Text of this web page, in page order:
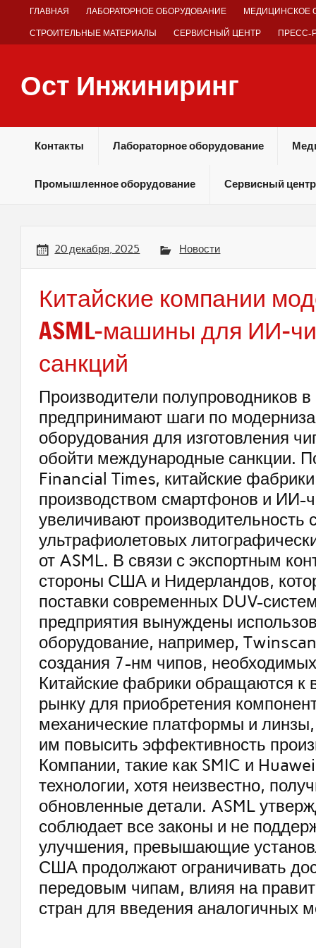
ГЛАВНАЯ ЛАБОРАТОРНОЕ ОБОРУДОВАНИЕ МЕДИЦИНСКОЕ
СТРОИТЕЛЬНЫЕ МАТЕРИАЛЫ СЕРВИСНЫЙ ЦЕНТР ПРЕСС-
Ост Инжиниринг
Контакты Лабораторное оборудование
Промышленное оборудование Сервисный центр
20 декабря, 2025 Новости
Китайские компании
ASML-машины для ИИ-
санкций
Производители полупроводников в
предпринимают шаги по
оборудования для изготовления
обойти международные санкции.
Financial Times, китайские
производством смартфонов и ИИ-
увеличивают производительность
ультрафиолетовых
от ASML. В связи с экспортным
стороны США и Нидерландов,
поставки современных DUV-
предприятия вынуждены
оборудование, например,
создания 7-нм чипов,
Китайские фабрики обращаются к
рынку для приобретения
механические платформы и линзы,
им повысить эффективность
Компании, такие как SMIC и
технологии, хотя неизвестно,
обновленные детали. ASML
соблюдает все законы и не
улучшения, превышающие
США продолжают ограничивать
передовым чипам, влияя на
стран для введения аналогичных